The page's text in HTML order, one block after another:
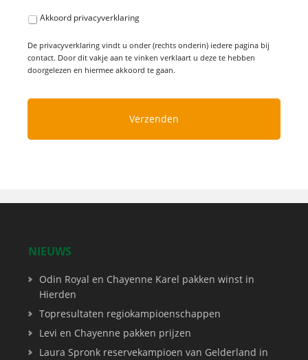
Akkoord privacyverklaring
De privacyverklaring vindt u onder (rechts onderin) iedere pagina bij
contact. Door dit vakje aan te vinken verklaart u deze te hebben
doorgelezen en hiermee akkoord te gaan.
NIEUWS
Odin Royal en Chayenne Karel pakken winst in
Hierden
Topresultaten regiokampioenschappen
Levi en Chayenne pakken prijzen
Laura Spronk reservekampioen van Gelderland in